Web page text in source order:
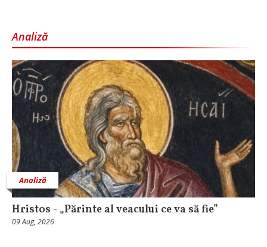
Analiză
Analiză
Hristos - „Părinte al veacului ce va să fie”
09 Aug, 2026